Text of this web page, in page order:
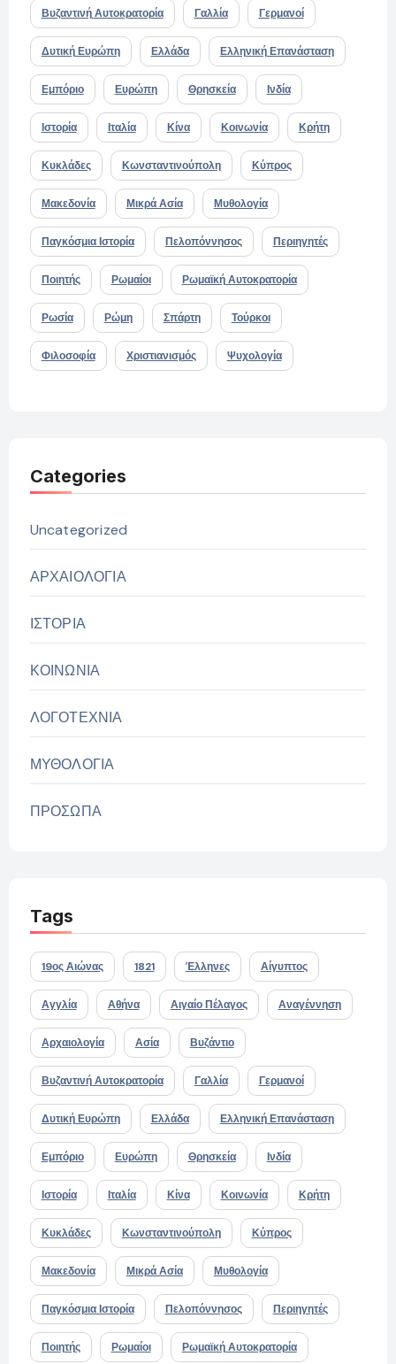
Βυζαντινή Αυτοκρατορία Γαλλία Γερμανοί
Δυτική Ευρώπη Ελλάδα Ελληνική Επανάσταση
Εμπόριο Ευρώπη Θρησκεία Ινδία
Ιστορία Ιταλία Κίνα Κοινωνία Κρήτη
Κυκλάδες Κωνσταντινούπολη Κύπρος
Μακεδονία Μικρά Ασία Μυθολογία
Παγκόσμια Ιστορία Πελοπόννησος Περιηγητές
Ποιητής Ρωμαίοι Ρωμαϊκή Αυτοκρατορία
Ρωσία Ρώμη Σπάρτη Τούρκοι
Φιλοσοφία Χριστιανισμός Ψυχολογία
Categories
Uncategorized
ΑΡΧΑΙΟΛΟΓΙΑ
ΙΣΤΟΡΙΑ
ΚΟΙΝΩΝΙΑ
ΛΟΓΟΤΕΧΝΙΑ
ΜΥΘΟΛΟΓΙΑ
ΠΡΟΣΩΠΑ
Tags
19ος Αιώνας 1821 Έλληνες Αίγυπτος
Αγγλία Αθήνα Αιγαίο Πέλαγος Αναγέννηση
Αρχαιολογία Ασία Βυζάντιο
Βυζαντινή Αυτοκρατορία Γαλλία Γερμανοί
Δυτική Ευρώπη Ελλάδα Ελληνική Επανάσταση
Εμπόριο Ευρώπη Θρησκεία Ινδία
Ιστορία Ιταλία Κίνα Κοινωνία Κρήτη
Κυκλάδες Κωνσταντινούπολη Κύπρος
Μακεδονία Μικρά Ασία Μυθολογία
Παγκόσμια Ιστορία Πελοπόννησος Περιηγητές
Ποιητής Ρωμαίοι Ρωμαϊκή Αυτοκρατορία